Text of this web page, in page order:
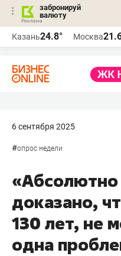
забронируй
валюту
Казань24.8° Москва
6 сентября 2025
#опрос недели
«Абсолютно
доказано,
130 лет, не
одна